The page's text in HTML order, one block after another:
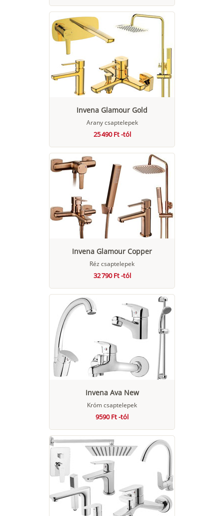
Invena Glamour Gold
Arany csaptelepek
25 490 Ft -tól
Invena Glamour Copper
Réz csaptelepek
32 790 Ft -tól
Invena Ava New
Króm csaptelepek
9590 Ft -tól